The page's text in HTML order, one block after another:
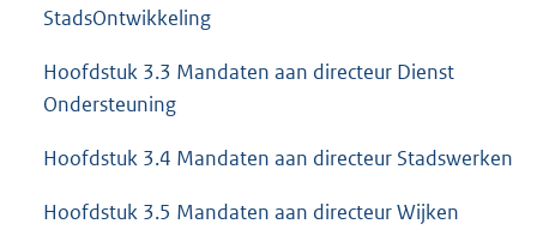
StadsOntwikkeling
Hoofdstuk 3.3 Mandaten aan directeur Dienst
Ondersteuning
Hoofdstuk 3.4 Mandaten aan directeur Stadswerken
Hoofdstuk 3.5 Mandaten aan directeur Wijken